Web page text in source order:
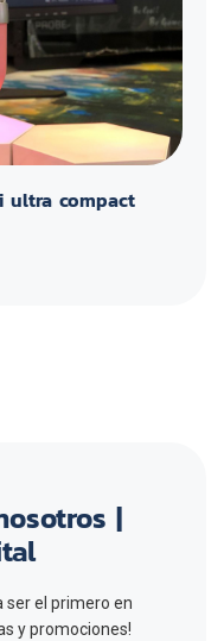
ultra compact
|
ser el primero en
y promociones!